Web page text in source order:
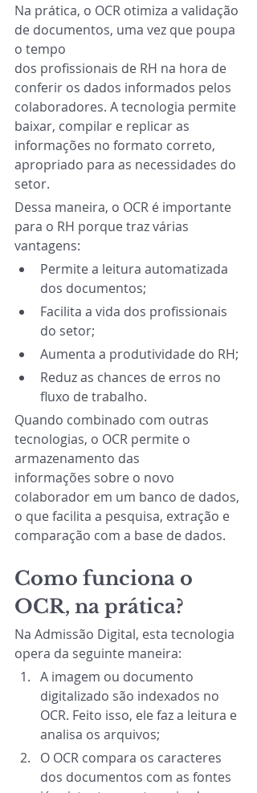
Na prática, o OCR otimiza a validação
de documentos, uma vez que poupa
o tempo
dos profissionais de RH na hora de
conferir os dados informados pelos
colaboradores. A tecnologia permite
baixar, compilar e replicar as
informações no formato correto,
apropriado para as necessidades do
setor.
Dessa maneira, o OCR é importante
para o RH porque traz várias
vantagens:
Permite a leitura automatizada
dos documentos;
Facilita a vida dos profissionais
do setor;
Aumenta a produtividade do RH;
Reduz as chances de erros no
fluxo de trabalho.
Quando combinado com outras
tecnologias, o OCR permite o
armazenamento das
informações sobre o novo
colaborador em um banco de dados,
o que facilita a pesquisa, extração e
comparação com a base de dados.
Como funciona o
OCR, na prática?
Na Admissão Digital, esta tecnologia
opera da seguinte maneira:
A imagem ou documento
digitalizado são indexados no
OCR. Feito isso, ele faz a leitura e
analisa os arquivos;
O OCR compara os caracteres
dos documentos com as fontes